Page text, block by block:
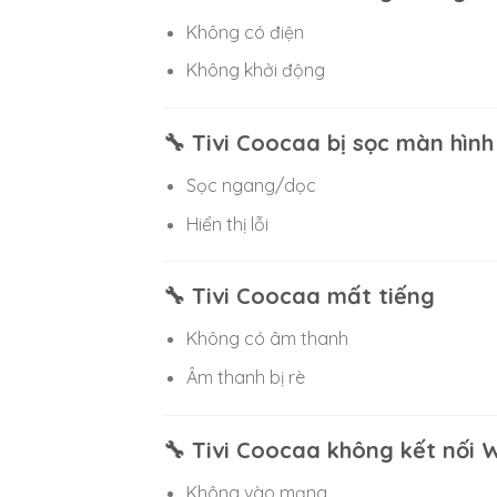
Không có điện
Không khởi động
🔧 Tivi Coocaa bị sọc màn hình
Sọc ngang/dọc
Hiển thị lỗi
🔧 Tivi Coocaa mất tiếng
Không có âm thanh
Âm thanh bị rè
🔧 Tivi Coocaa không kết nối
Không vào mạng